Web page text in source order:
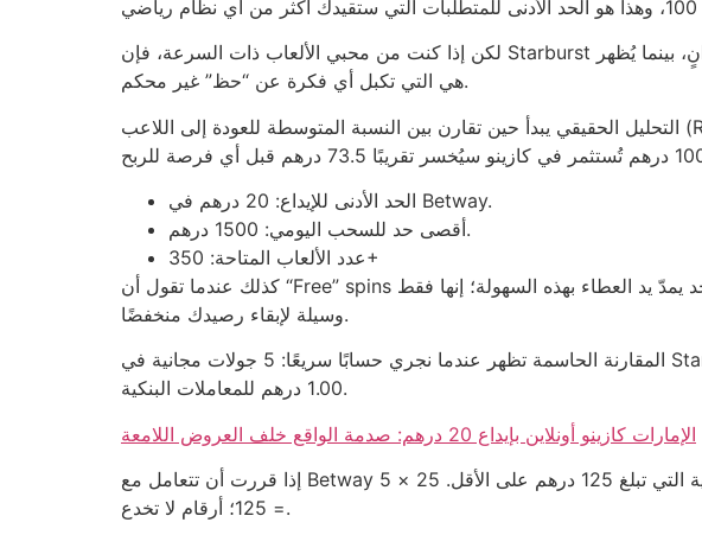
لكن إذا كنت من محبي الألعاب ذات السرعة، فإن Starburst يتيح لك دورة في 8 ثوانٍ، بينما يُظهر Gonzo’s Quest تقلبًا أعلى يساوي 2.7 ضعف الرهان الأصلي. هذه الفروق
هي التي تكبل أي فكرة عن “حظ” غير محكم.
التحليل الحقيقي يبدأ حين تقارن بين النسبة المتوسطة للعودة إلى اللاعب (RTP) في 1xBet (96.5%) وبين معدل الخسارة في سوق الفوركس (23%). الفرق هو 73.5 نقطة،
الحد الأدنى للإيداع: 20 درهم في Betway.
أقصى حد للسحب اليومي: 1500 درهم.
عدد الألعاب المتاحة: 350+
كذلك عندما تقول أن “Free” spins هي هدية من الكازينو، فأنت مجرد متسوق يظن أن المتجر يقدم عينًا مجانية مع كل عملية شراء. لا أحد يمدّ يد العطاء بهذه السهولة؛ إنها فقط
وسيلة لإبقاء رصيدك منخفضًا.
المقارنة الحاسمة تظهر عندما نجري حسابًا سريعًا: 5 جولات مجانية في Starburst، كل واحدة تدفع متوسط 0.03 درهم، تقارب 0.15 درهم إجمالًا، وهو ما لا يغطي حتى تكلفة
1.00 درهم للمعاملات البنكية.
الإمارات كازينو أونلاين بإيداع 20 درهم: صدمة الواقع خلف العروض اللامعة
إذا قررت أن تتعامل مع Betway وتستثمر 500 درهم في لعبة باكارات، ستحتاج إلى تحقيق 25 جولة فوز لتغطية خسائر الدخول الأولية التي تبلغ 125 درهم على الأقل. 25 × 5
= 125؛ أرقام لا تخدع.